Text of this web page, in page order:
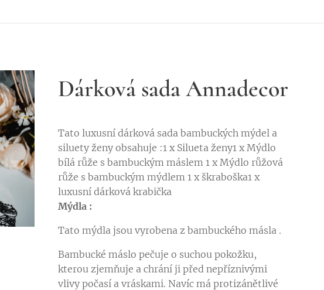
Dárková sada Annadecor
Tato luxusní dárková sada bambuckých mýdel a
siluety ženy obsahuje :1 x Silueta ženy1 x Mýdlo
bílá růže s bambuckým máslem 1 x Mýdlo růžová
růže s bambuckým mýdlem 1 x škraboška1 x
luxusní dárková krabička
Mýdla :
Tato mýdla jsou vyrobena z bambuckého másla .
Bambucké máslo pečuje o suchou pokožku,
kterou zjemňuje a chrání ji před nepříznivými
vlivy počasí a vráskami. Navíc má protizánětlivé